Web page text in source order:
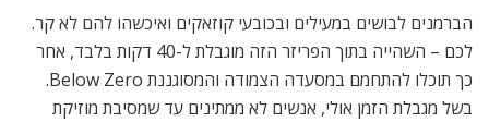
הברמנים לבושים במעילים ובכובעי קוזאקים ואיכשהו להם לא קר.
לכם – השהייה בתוך הפריזר הזה מוגבלת ל-40 דקות בלבד, אחר
כך תוכלו להתחמם במסעדה הצמודה והמסוגננת Below Zero.
בשל מגבלת הזמן אולי, אנשים לא ממתינים עד שמסיבת מוזיקת